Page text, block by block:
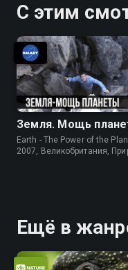
С этим
Земля. Мощь
Earth - The Power of the
2007, Великобритания,
Ещё в